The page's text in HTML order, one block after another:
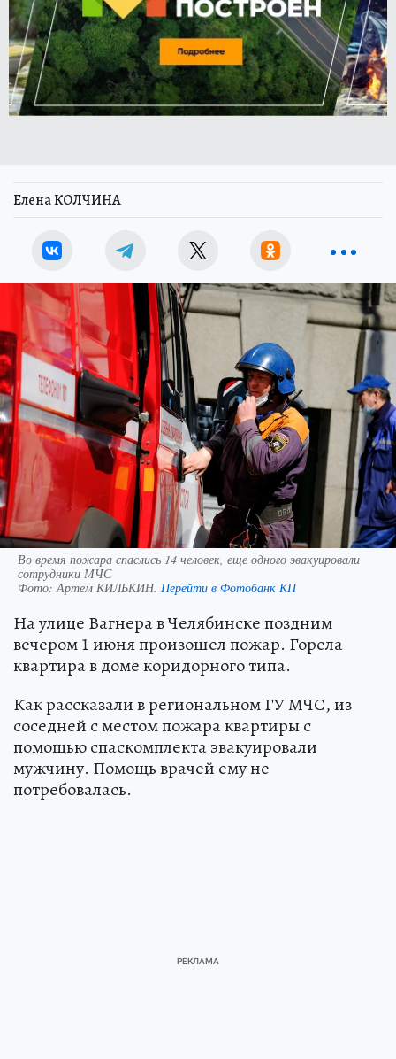
Елена КОЛЧИНА
Во время пожара спаслись 14 человек, еще одного эвакуировали
сотрудники МЧС
Фото:Артем КИЛЬКИН. Перейти в Фотобанк КП
На улице Вагнера в Челябинске поздним
вечером 1 июня произошел пожар. Горела
квартира в доме коридорного типа.
Как рассказали в региональном ГУ МЧС, из
соседней с местом пожара квартиры с
помощью спаскомплекта эвакуировали
мужчину. Помощь врачей ему не
потребовалась.